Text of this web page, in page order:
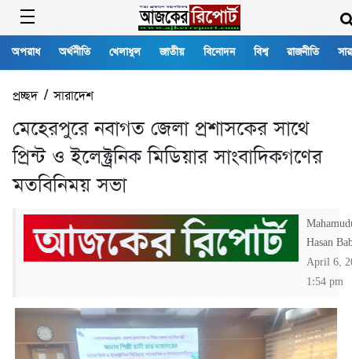
অপরাধ অর্থনীতি খেলাধুল জাতীয় বিনোদন বিশ্ব রাজনীতি
প্রচ্ছদ/সারাদেশ
মেহেরপুরে নবাগত জেলা প্রশাসকের সাথে
প্রিন্ট ও ইলেক্ট্রনিক মিডিয়ার সাংবাদিকগণের
মতবিনিময় সভা
Hasan
April 6,
1:54 pm